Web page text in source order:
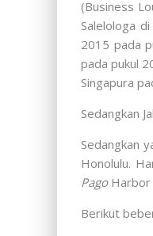
(Business
Salelologa
2015 pada
pada pukul
Singapura
Sedangkan
Sedangkan
Honolulu.
PagoHarbor
Berikut